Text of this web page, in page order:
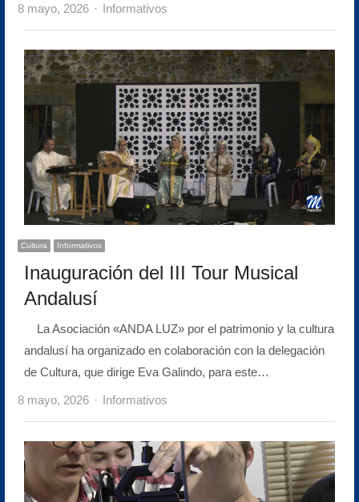
8 mayo, 2026 Author
Informativos
Cultura Informativos
Inauguración del III Tour Musical
Andalusí
La Asociación «ANDA LUZ» por el patrimonio y la cultura
andalusí ha organizado en colaboración con la delegación
de Cultura, que dirige Eva Galindo, para este…
8 mayo, 2026 Author
Informativos